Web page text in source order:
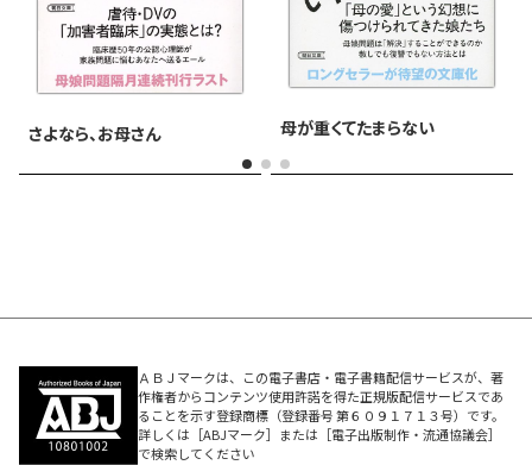
さよなら、お母さん 母が重くてたまらない
ＡＢＪマークは、この電子書店・電子書籍配信サービスが、著
作権者からコンテンツ使用許諾を得た正規版配信サービスであ
ることを示す登録商標（登録番号 第６０９１７１３号）です。
詳しくは［ABJマーク］または［電子出版制作・流通協議会］
で検索してください